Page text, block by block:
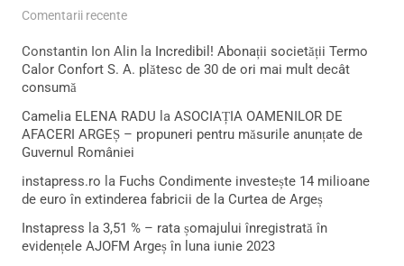
Comentarii recente
Constantin Ion Alin la Incredibil! Abonații societății Termo
Calor Confort S. A. plătesc de 30 de ori mai mult decât
consumă
Camelia ELENA RADU la ASOCIAȚIA OAMENILOR DE
AFACERI ARGEȘ – propuneri pentru măsurile anunțate de
Guvernul României
instapress.ro la Fuchs Condimente investește 14 milioane
de euro în extinderea fabricii de la Curtea de Argeș
Instapress la 3,51 % – rata șomajului înregistrată în
evidențele AJOFM Argeș în luna iunie 2023